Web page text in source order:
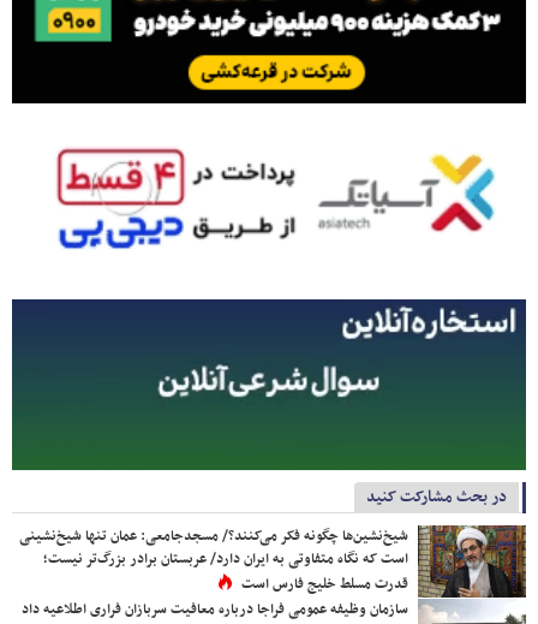
در بحث مشارکت کنید
شیخ‌نشین‌ها چگونه فکر می‌کنند؟/ مسجدجامعی: عمان تنها شیخ‌نشینی
است که نگاه متفاوتی به ایران دارد/ عربستان برادر بزرگ‌تر نیست؛
قدرت مسلط خلیج فارس است
سازمان وظیفه عمومی فراجا درباره معافیت سربازان فراری اطلاعیه داد